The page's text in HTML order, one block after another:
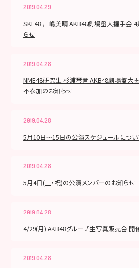
2019.04.29
SKE48 川嶋美晴 AKB48劇場盤大握手会
らせ
2019.04.28
NMB48研究生 杉浦琴音 AKB48劇場盤大
不参加のお知らせ
2019.04.28
5月10日～15日の公演スケジュールについ
2019.04.28
5月4日(土・祝)の公演メンバーのお知らせ
2019.04.28
4/29(月) AKB48グループ生写真販売会 開
2019.04.28